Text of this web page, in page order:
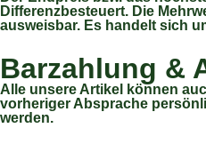
Differenzbesteuert. Die
ausweisbar. Es handelt sich
Barzahlung &
Alle unsere Artikel können
vorheriger Absprache
werden.